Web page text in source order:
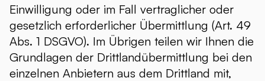
Einwilligung oder im Fall vertraglicher oder
gesetzlich erforderlicher Übermittlung (Art. 49
Abs. 1 DSGVO). Im Übrigen teilen wir Ihnen die
Grundlagen der Drittlandübermittlung bei den
einzelnen Anbietern aus dem Drittland mit,